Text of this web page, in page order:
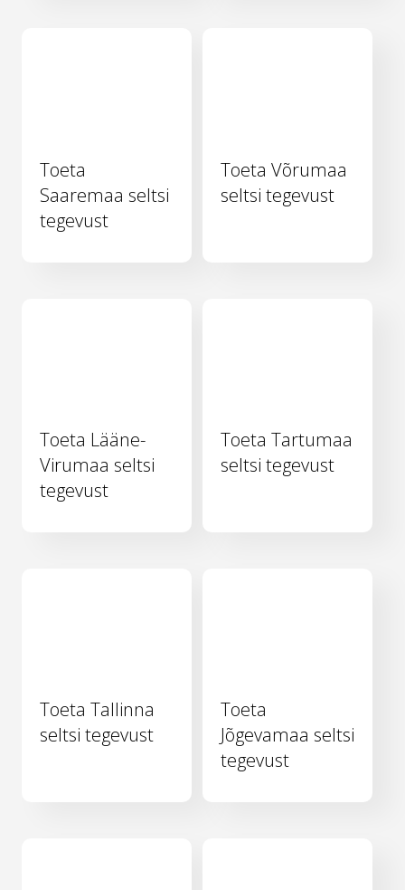
Toeta
Saaremaa seltsi
tegevust
Toeta Võrumaa
seltsi tegevust
Toeta Lääne-
Virumaa seltsi
tegevust
Toeta Tartumaa
seltsi tegevust
Toeta Tallinna
seltsi tegevust
Toeta
Jõgevamaa seltsi
tegevust